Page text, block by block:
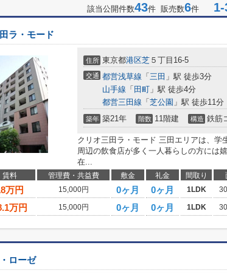
該当公開件数43件 販売数6件 1-
ラ・モード
住所 東京都港区芝 ５丁目16-5
交通 都営浅草線 「 三田 」駅 徒歩3分
山手線 「 田町 」駅 徒歩4分
都営三田線 「 芝公園 」駅 徒歩11分
築年 築21年 階数 11階建 構造 鉄筋
クリオ三田ラ・モード 三田エリアは、学
周辺の飲食店が多く一人暮らしの方には
在...
賃料 管理費・共益費 敷金 礼金 間取り
万円 15,000円 0ヶ月 0ヶ月 1LDK
万円 15,000円 0ヶ月 0ヶ月 1LDK
ローゼ